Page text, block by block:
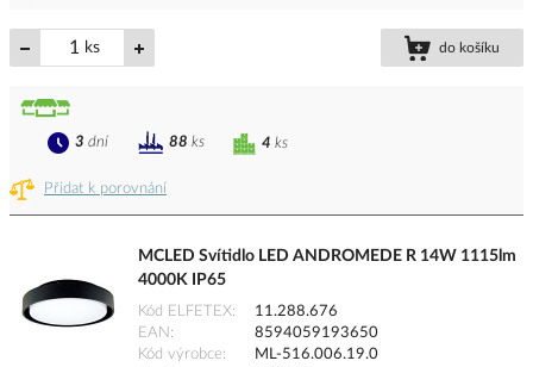
ks do košíku
Přidat k porovnání
4 ks
3 dní 88 ks
MCLED Svítidlo LED ANDROMEDE R 14W 1115lm
4000K IP65
Kód ELFETEX
11.288.676
EAN
8594059193650
Kód výrobce
ML-516.006.19.0